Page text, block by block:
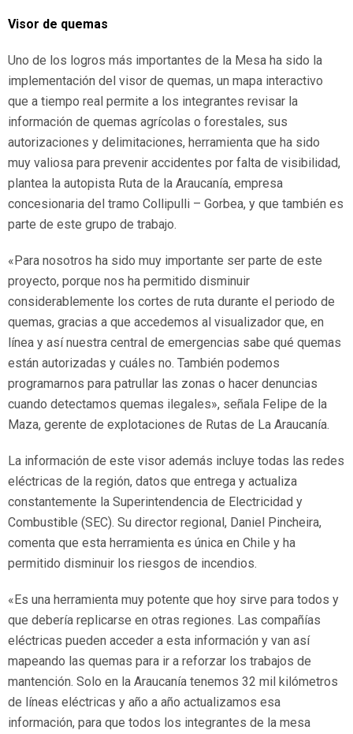
Visor de quemas
Uno de los logros más importantes de la Mesa ha sido la
implementación del visor de quemas, un mapa interactivo
que a tiempo real permite a los integrantes revisar la
información de quemas agrícolas o forestales, sus
autorizaciones y delimitaciones, herramienta que ha sido
muy valiosa para prevenir accidentes por falta de visibilidad,
plantea la autopista Ruta de la Araucanía, empresa
concesionaria del tramo Collipulli – Gorbea, y que también es
parte de este grupo de trabajo.
«Para nosotros ha sido muy importante ser parte de este
proyecto, porque nos ha permitido disminuir
considerablemente los cortes de ruta durante el periodo de
quemas, gracias a que accedemos al visualizador que, en
línea y así nuestra central de emergencias sabe qué quemas
están autorizadas y cuáles no. También podemos
programarnos para patrullar las zonas o hacer denuncias
cuando detectamos quemas ilegales», señala Felipe de la
Maza, gerente de explotaciones de Rutas de La Araucanía.
La información de este visor además incluye todas las redes
eléctricas de la región, datos que entrega y actualiza
constantemente la Superintendencia de Electricidad y
Combustible (SEC). Su director regional, Daniel Pincheira,
comenta que esta herramienta es única en Chile y ha
permitido disminuir los riesgos de incendios.
«Es una herramienta muy potente que hoy sirve para todos y
que debería replicarse en otras regiones. Las compañías
eléctricas pueden acceder a esta información y van así
mapeando las quemas para ir a reforzar los trabajos de
mantención. Solo en la Araucanía tenemos 32 mil kilómetros
de líneas eléctricas y año a año actualizamos esa
información, para que todos los integrantes de la mesa